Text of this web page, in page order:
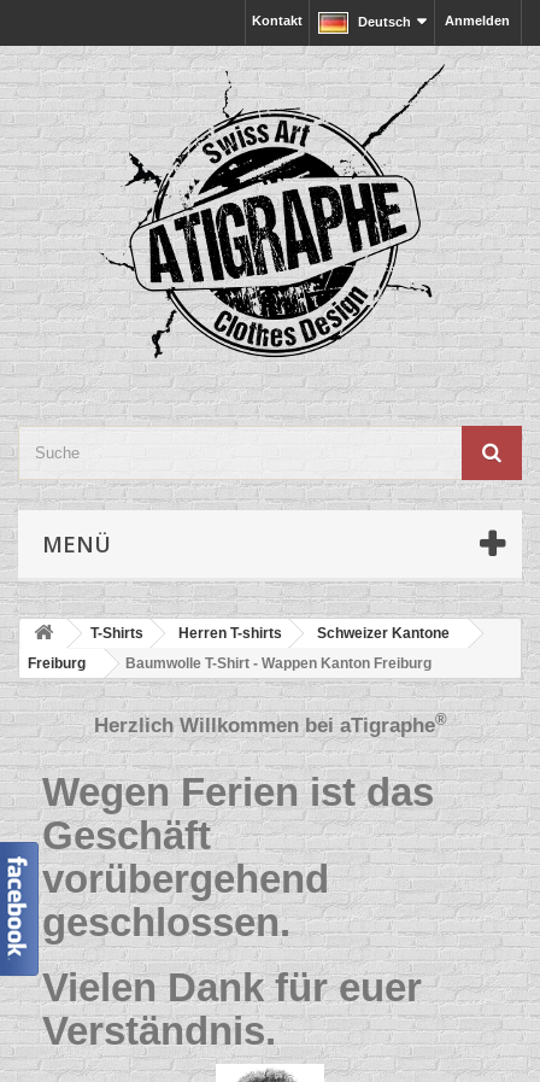
Anmelden
Deutsch
Kontakt
MENÜ
T-Shirts Herren T-shirts
Schweizer Kantone
Freiburg
Baumwolle T-Shirt - Wappen Kanton Freiburg
Herzlich Willkommen beiaTigraphe®
Wegen Ferien ist das
Geschäft
vorübergehend
geschlossen.
Vielen Dank für euer
Verständnis.